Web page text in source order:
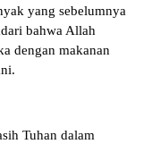
yang sebelumnya
bahwa Allah
dengan makanan
Tuhan dalam